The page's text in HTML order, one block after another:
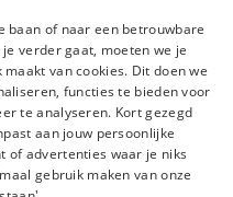
werkgevers
InstagramFacebookLinkedIn YouTube
baan of naar een betrouwbare
verder gaat, moeten we je
van cookies. Dit doen we
functies te bieden voor
te analyseren. Kort gezegd
aan jouw persoonlijke
of advertenties waar je niks
gebruik maken van onze